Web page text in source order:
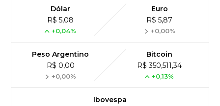
Dólar
R$ 5,08
+0,04%
Euro
R$ 5,87
+0,00%
Peso Argentino
R$ 0,00
+0,00%
Bitcoin
R$ 350,511,34
+0,13%
Ibovespa